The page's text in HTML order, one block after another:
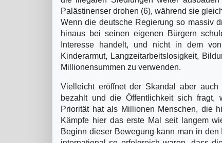
Palästinenser drohen (6), während sie
Wenn die deutsche Regierung so massiv
hinaus bei seinen eigenen Bürgern
Interesse handelt, und nicht in dem
Kinderarmut, Langzeitarbeitslosigkeit,
Millionensummen zu verwenden.
Vielleicht eröffnet der Skandal aber
bezahlt und die Öffentlichkeit sich fragt,
Priorität hat als Millionen Menschen, die
Kämpfe hier das erste Mal seit langem
Beginn dieser Bewegung kann man in